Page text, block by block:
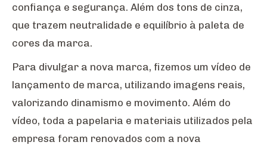
confiança e segurança. Além dos tons de cinza,
que trazem neutralidade e equilíbrio à paleta de
cores da marca.
Para divulgar a nova marca, fizemos um vídeo de
lançamento de marca, utilizando imagens reais,
valorizando dinamismo e movimento. Além do
vídeo, toda a papelaria e materiais utilizados pela
empresa foram renovados com a nova